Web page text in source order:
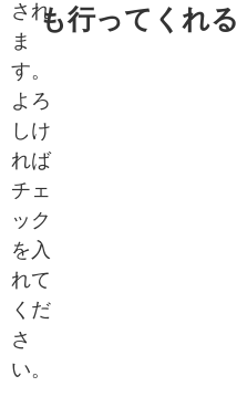
され
ま
す。
よろ
しけ
れば
チェ
ック
を入
れて
くだ
さ
い。
も行ってくれる